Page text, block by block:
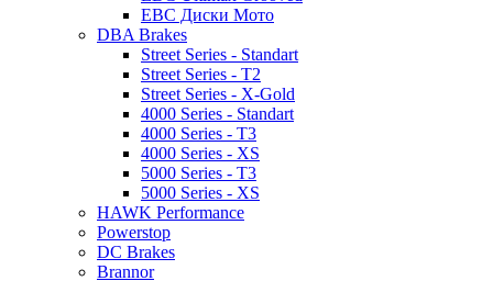
EBC Диски Мото
DBA Brakes
Street Series - Standart
Street Series - T2
Street Series - X-Gold
4000 Series - Standart
4000 Series - T3
4000 Series - XS
5000 Series - T3
5000 Series - XS
HAWK Performance
Powerstop
DC Brakes
Brannor